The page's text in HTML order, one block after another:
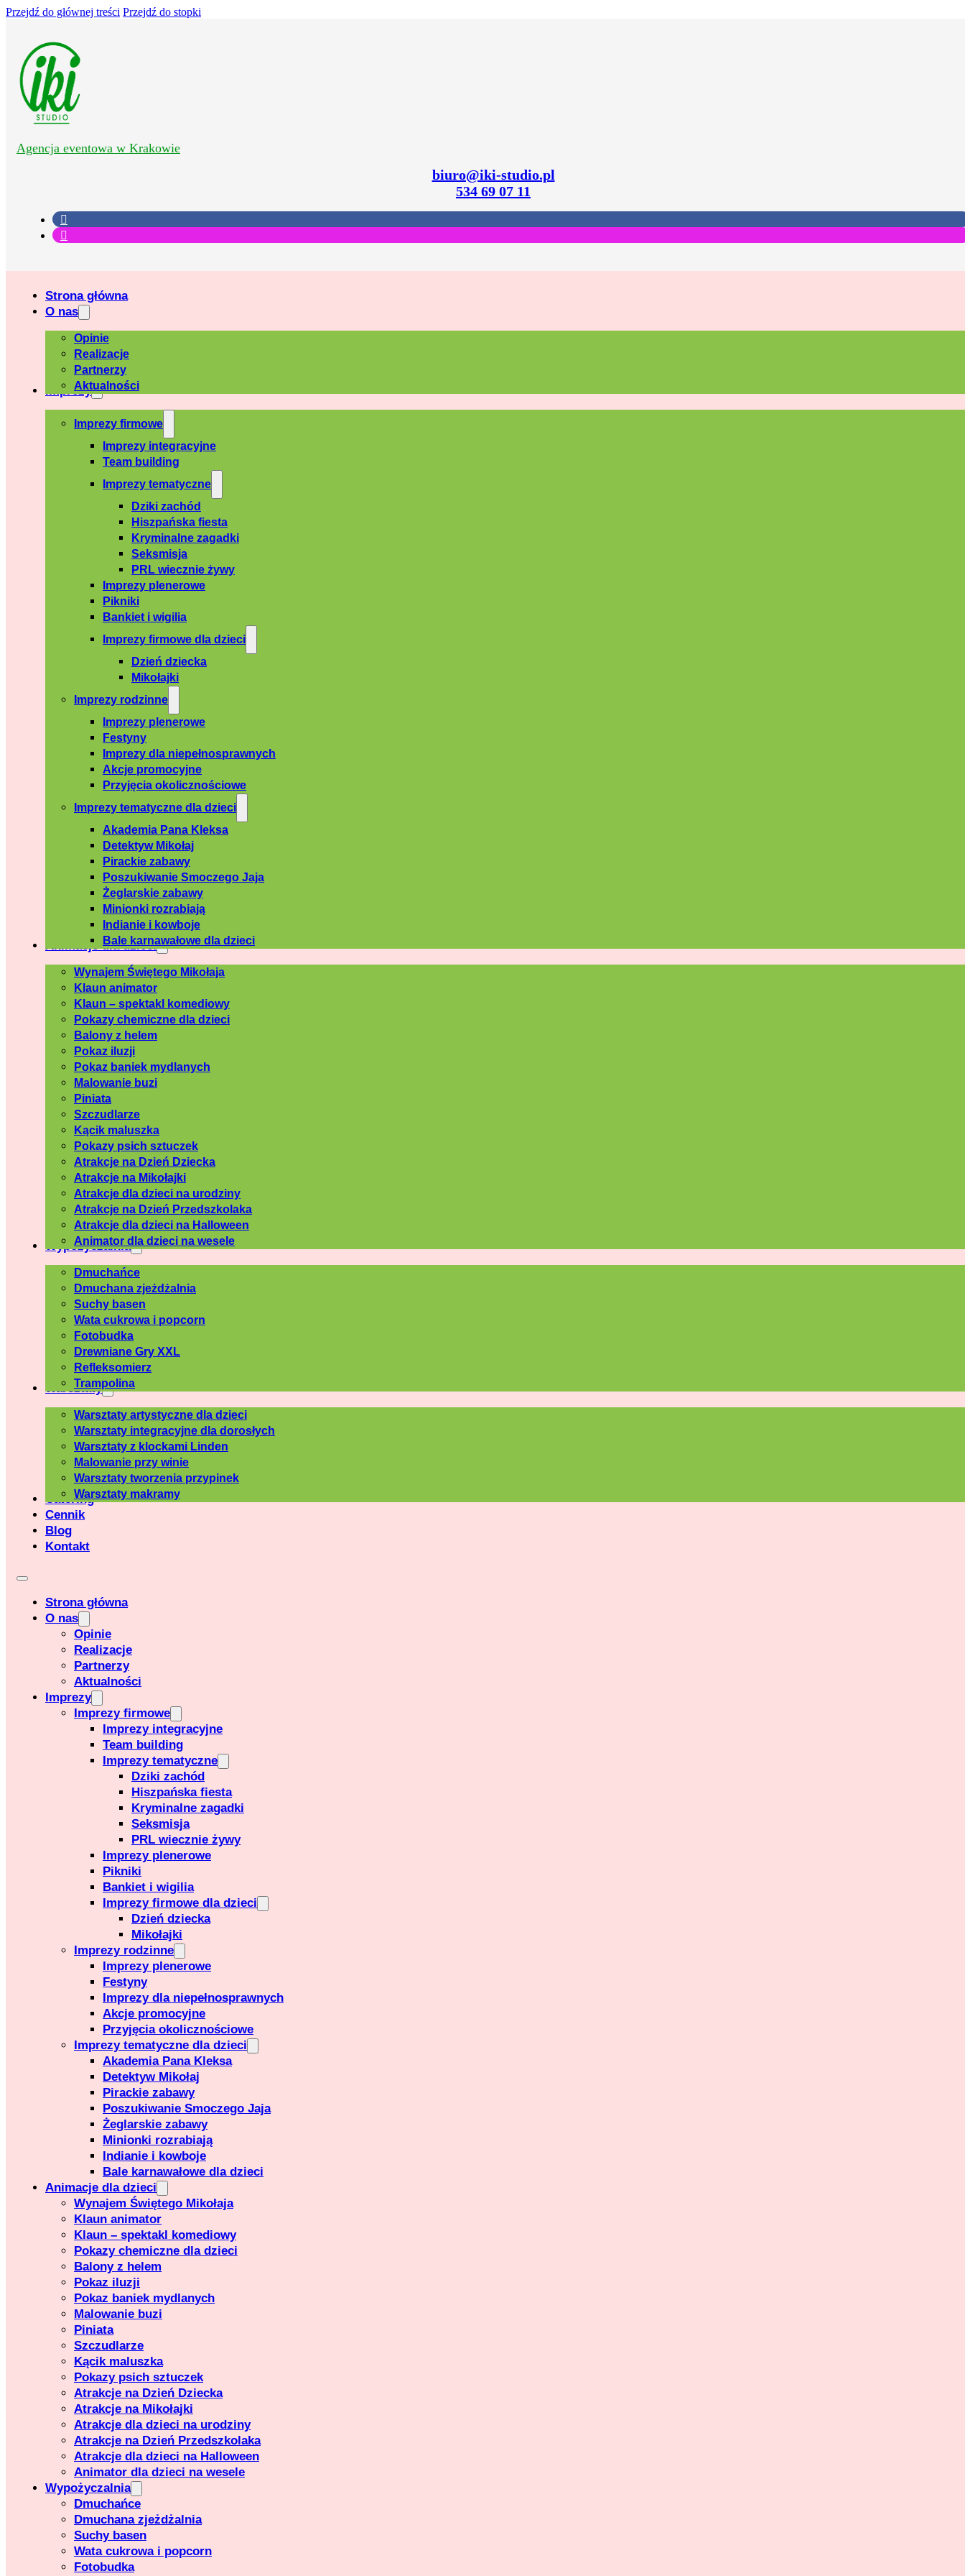
Przejdź do głównej treści Przejdź do stopki
Agencja eventowa w Krakowie
biuro@iki-studio.pl
534 69 07 11
Strona główna
O nas
Opinie
Realizacje
Partnerzy
Aktualności
Imprezy
Imprezy firmowe
Imprezy integracyjne
Team building
Imprezy tematyczne
Dziki zachód
Hiszpańska fiesta
Kryminalne zagadki
Seksmisja
PRL wiecznie żywy
Imprezy plenerowe
Pikniki
Bankiet i wigilia
Imprezy firmowe dla dzieci
Dzień dziecka
Mikołajki
Imprezy rodzinne
Imprezy plenerowe
Festyny
Imprezy dla niepełnosprawnych
Akcje promocyjne
Przyjęcia okolicznościowe
Imprezy tematyczne dla dzieci
Akademia Pana Kleksa
Detektyw Mikołaj
Pirackie zabawy
Poszukiwanie Smoczego Jaja
Żeglarskie zabawy
Minionki rozrabiają
Indianie i kowboje
Bale karnawałowe dla dzieci
Animacje dla dzieci
Wynajem Świętego Mikołaja
Klaun animator
Klaun – spektakl komediowy
Pokazy chemiczne dla dzieci
Balony z helem
Pokaz iluzji
Pokaz baniek mydlanych
Malowanie buzi
Piniata
Szczudlarze
Kącik maluszka
Pokazy psich sztuczek
Atrakcje na Dzień Dziecka
Atrakcje na Mikołajki
Atrakcje dla dzieci na urodziny
Atrakcje na Dzień Przedszkolaka
Atrakcje dla dzieci na Halloween
Animator dla dzieci na wesele
Wypożyczalnia
Dmuchańce
Dmuchana zjeżdżalnia
Suchy basen
Wata cukrowa i popcorn
Fotobudka
Drewniane Gry XXL
Refleksomierz
Trampolina
Warsztaty
Warsztaty artystyczne dla dzieci
Warsztaty integracyjne dla dorosłych
Warsztaty z klockami Linden
Malowanie przy winie
Warsztaty tworzenia przypinek
Warsztaty makramy
Catering
Cennik
Blog
Kontakt
Strona główna
O nas
Opinie
Realizacje
Partnerzy
Aktualności
Imprezy
Imprezy firmowe
Imprezy integracyjne
Team building
Imprezy tematyczne
Dziki zachód
Hiszpańska fiesta
Kryminalne zagadki
Seksmisja
PRL wiecznie żywy
Imprezy plenerowe
Pikniki
Bankiet i wigilia
Imprezy firmowe dla dzieci
Dzień dziecka
Mikołajki
Imprezy rodzinne
Imprezy plenerowe
Festyny
Imprezy dla niepełnosprawnych
Akcje promocyjne
Przyjęcia okolicznościowe
Imprezy tematyczne dla dzieci
Akademia Pana Kleksa
Detektyw Mikołaj
Pirackie zabawy
Poszukiwanie Smoczego Jaja
Żeglarskie zabawy
Minionki rozrabiają
Indianie i kowboje
Bale karnawałowe dla dzieci
Animacje dla dzieci
Wynajem Świętego Mikołaja
Klaun animator
Klaun – spektakl komediowy
Pokazy chemiczne dla dzieci
Balony z helem
Pokaz iluzji
Pokaz baniek mydlanych
Malowanie buzi
Piniata
Szczudlarze
Kącik maluszka
Pokazy psich sztuczek
Atrakcje na Dzień Dziecka
Atrakcje na Mikołajki
Atrakcje dla dzieci na urodziny
Atrakcje na Dzień Przedszkolaka
Atrakcje dla dzieci na Halloween
Animator dla dzieci na wesele
Wypożyczalnia
Dmuchańce
Dmuchana zjeżdżalnia
Suchy basen
Wata cukrowa i popcorn
Fotobudka